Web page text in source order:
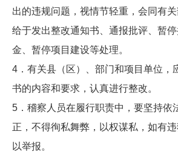
出的违规问题，视情节轻重，会同有
给于发出整改通知书、通报批评、暂
金、暂停项目建设等处理。
4．有关县（区）、部门和项目单位，
书的内容和要求，认真进行整改。
5．稽察人员在履行职责中，要坚持依
正，不得徇私舞弊，以权谋私，如有
以举报。